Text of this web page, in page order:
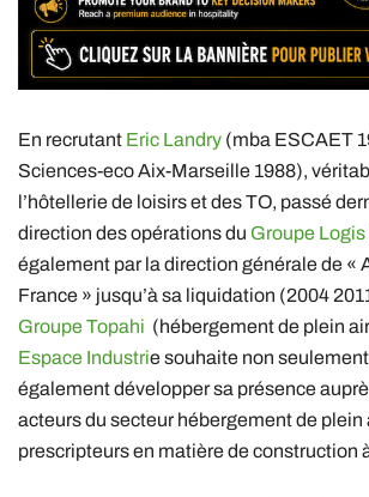
En recrutant Eric Landry (mba ESCAET
Sciences-eco Aix-Marseille 1988),
l’hôtellerie de loisirs et des TO, passé
direction des opérations du Groupe
également par la direction générale de «
France » jusqu’à sa liquidation (2004
Groupe Topahi (hébergement de plein air
Espace Industrie souhaite non
également développer sa présence
acteurs du secteur hébergement de plein
prescripteurs en matière de construction